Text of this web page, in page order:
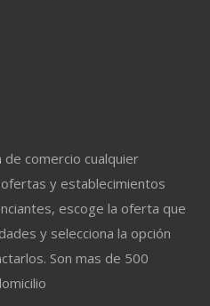
comercio cualquier
y establecimientos
escoge la oferta que
y selecciona la opción
Son mas de 500